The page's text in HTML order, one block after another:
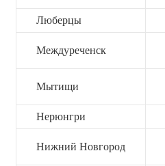
Люберцы
Междуреченск
Мытищи
Нерюнгри
Нижний Новгород